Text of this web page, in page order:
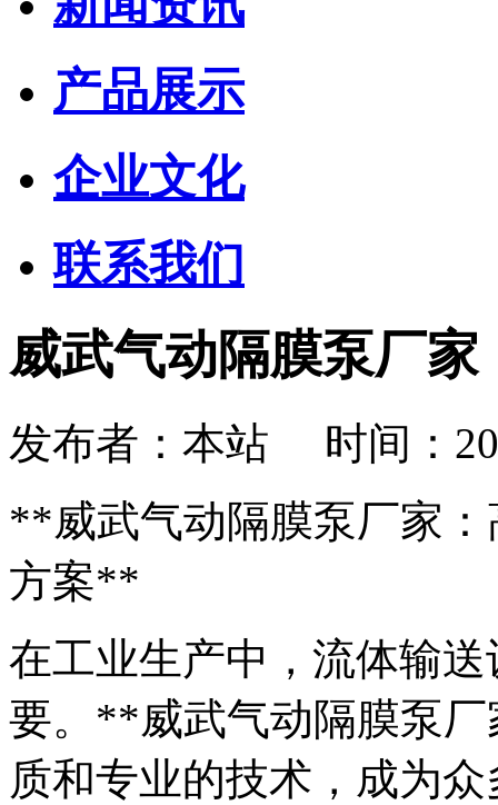
产品展示
企业文化
联系我们
威武气动隔膜泵厂
发布者：本站 时间：
**威武气动隔膜泵厂家
方案**
在工业生产中，流体输
要。**威武气动隔膜泵
质和专业的技术，成为